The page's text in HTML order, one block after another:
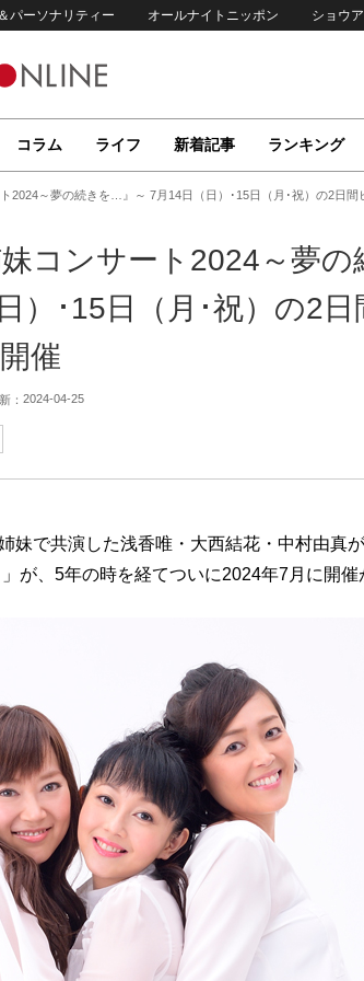
パーソナリティー オールナイトニッポン ショウ
コラム ライフ 新着記事 ランキング
ト2024～夢の続きを…』～ 7月14日（日）･15日（月･祝）の2日
妹コンサート2024～夢の
）･15日（月･祝）の2日
催
： 2024-04-25
妹で共演した浅香唯・大西結花・中村由真
が、5年の時を経てついに2024年7月に開催